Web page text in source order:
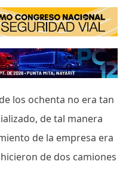
los ochenta no era tan
de tal manera
de la empresa era
de dos camiones